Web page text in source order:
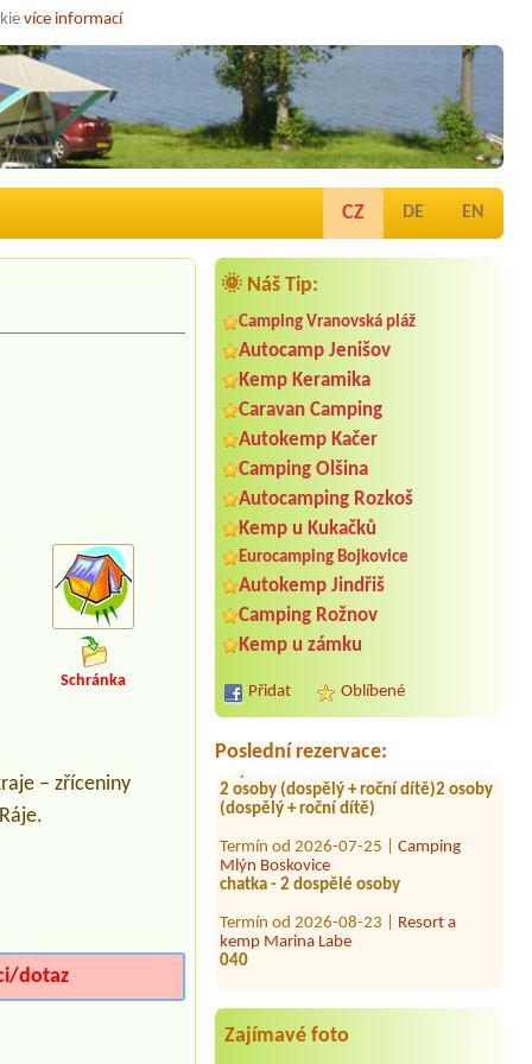
více informací
CZ DE EN
🌞 Náš Tip:
Camping Vranovská pláž
Autocamp Jenišov
Kemp Keramika
Caravan Camping
Autokemp Kačer
Camping Olšina
Autocamping Rozkoš
Kemp u Kukačků
Eurocamping Bojkovice
Autokemp Jindřiš
Camping Rožnov
Kemp u zámku
Přidat Oblíbené
Poslední rezervace:
Termín od 2026-07-23 |
Balaton
Pripojka pro mal obytný vuz
Termín od 2026-07-27 |Camping
Mlýn Boskovice
2 osoby (dospělý + roční dítě)2 osoby
(dospělý + roční dítě)
Termín od 2026-07-25 |
Mlýn Boskovice
chatka - 2 dospělé osoby
Termín od 2026-08-23 |Resort a
kemp Marina Labe
040
Termín od 2026-08-08 |
2L pokoj
Termín od 2026-07-30 |
Zajímavé foto
Schránka
– zříceniny
dotaz